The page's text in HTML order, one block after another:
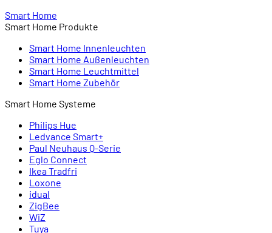
Smart Home
Smart Home Produkte
Smart Home Innenleuchten
Smart Home Außenleuchten
Smart Home Leuchtmittel
Smart Home Zubehör
Smart Home Systeme
Philips Hue
Ledvance Smart+
Paul Neuhaus Q-Serie
Eglo Connect
Ikea Tradfri
Loxone
idual
ZigBee
WiZ
Tuya